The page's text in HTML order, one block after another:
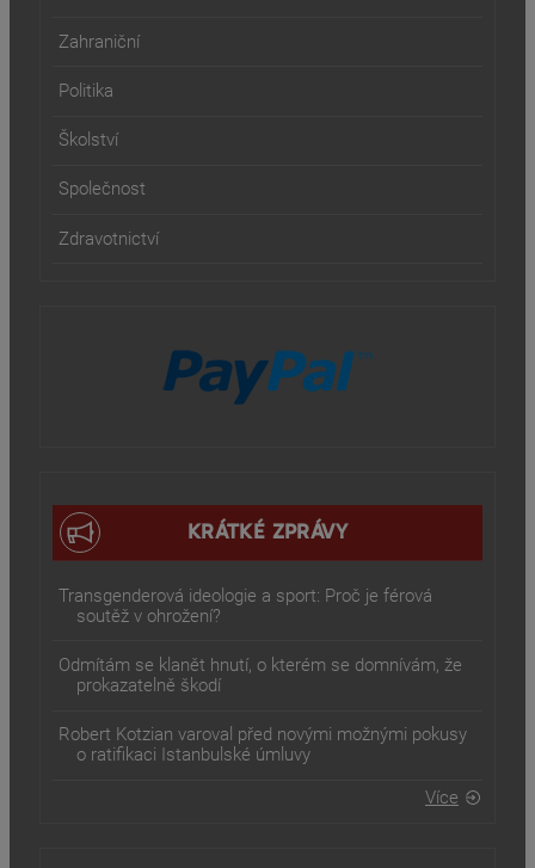
Zahraniční
Politika
Školství
Společnost
Zdravotnictví
KRÁTKÉ ZPRÁVY
Transgenderová ideologie a sport: Proč je férová
soutěž v ohrožení?
Odmítám se klanět hnutí, o kterém se domnívám, že
prokazatelně škodí
Robert Kotzian varoval před novými možnými pokusy
o ratifikaci Istanbulské úmluvy
Více